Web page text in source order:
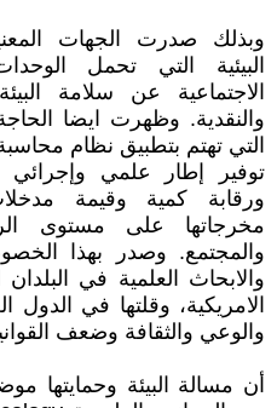
وبذلك صدرت الجهات
البيئية التي تحمل
الاجتماعية عن سلامة
والنقدية. وظهرت ايضا الحاجة
التي تهتم بتطبيق نظام
توفير إطار علمي
ورقابة كمية وقيمة
مخرجاتها على مستوى
والمجتمع. وصدر بهذا
والابحاث العلمية في البلدان
الامريكية، وقلتها في الدول
والوعي والثقافة وضعف
أن مسالة البيئة وحمايتها